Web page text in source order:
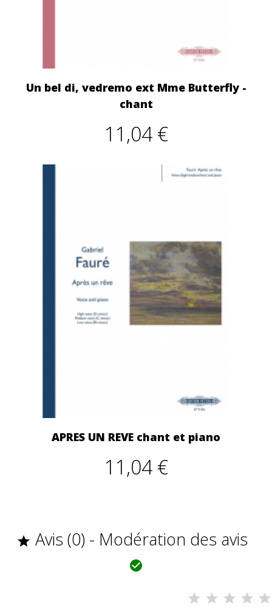
Un bel di, vedremo ext Mme Butterfly -
chant
11,04 €
APRES UN REVE chant et piano
11,04 €
 Avis (0) - Modération des avis
